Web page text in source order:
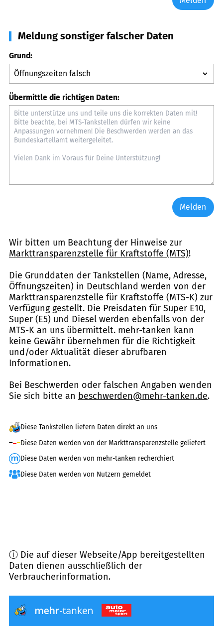
Meldung sonstiger falscher Daten
Grund:
Übermittle die richtigen Daten:
Melden
Wir bitten um Beachtung der Hinweise zur
Markttransparenzstelle für Kraftstoffe (MTS)!
Die Grunddaten der Tankstellen (Name, Adresse,
Öffnungszeiten) in Deutschland werden von der
Markttransparenzstelle für Kraftstoffe (MTS-K) zur
Verfügung gestellt. Die Preisdaten für Super E10,
Super (E5) und Diesel werden ebenfalls von der
MTS-K an uns übermittelt. mehr-tanken kann
keine Gewähr übernehmen für die Richtigkeit
und/oder Aktualität dieser abrufbaren
Informationen.
Bei Beschwerden oder falschen Angaben wenden
Sie sich bitte an beschwerden@mehr-tanken.de.
Diese Tankstellen liefern Daten direkt an uns
Diese Daten werden von der Markttransparenzstelle geliefert
Diese Daten werden von mehr-tanken recherchiert
Diese Daten werden von Nutzern gemeldet
ⓘ Die auf dieser Webseite/App bereitgestellten
Daten dienen ausschließlich der
Verbraucherinformation.